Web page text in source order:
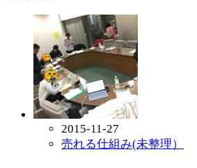
2015-11-27
売れる仕組み(未整理）